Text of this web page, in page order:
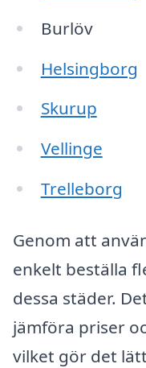
Burlöv
Helsingborg
Skurup
Vellinge
Trelleborg
Genom att
enkelt beställa
dessa städer.
jämföra priser
vilket gör det